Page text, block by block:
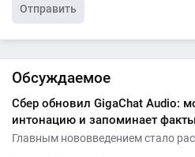
Отправить
Обсуждаемое
Сбер обновил GigaChat Audio:
интонацию и запоминает
Главным нововведением стало